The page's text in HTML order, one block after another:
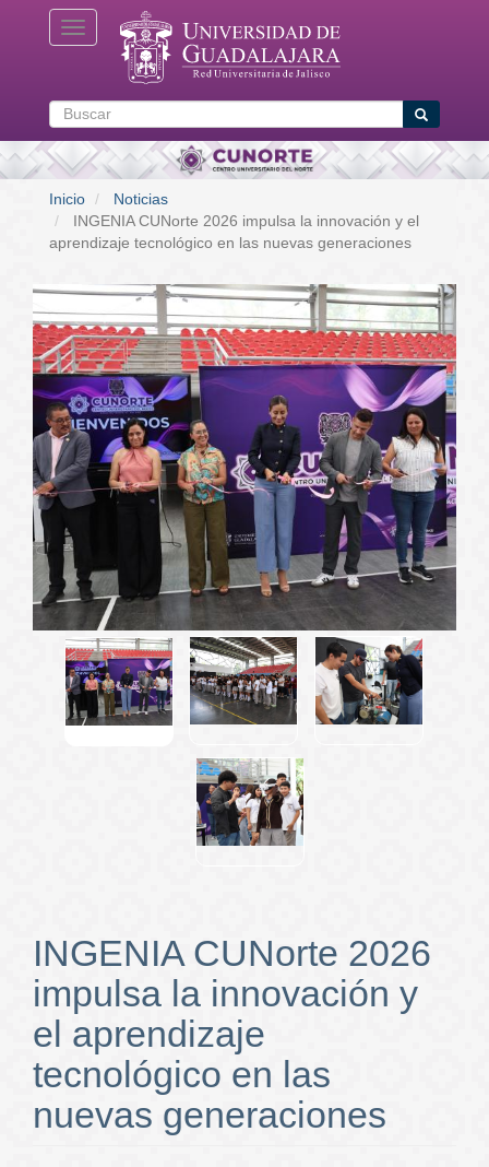
Toggle navigation
Buscar Buscar
Inicio
Noticias
INGENIA CUNorte 2026 impulsa la innovación y el
aprendizaje tecnológico en las nuevas generaciones
INGENIA CUNorte 2026
impulsa la innovación y
el aprendizaje
tecnológico en las
nuevas generaciones